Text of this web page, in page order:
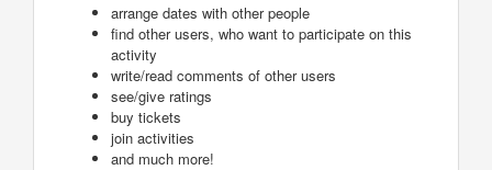
arrange dates with other people
find other users, who want to participate on this
activity
write/read comments of other users
see/give ratings
buy tickets
join activities
and much more!